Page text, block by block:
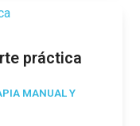
práctica
MANUAL Y